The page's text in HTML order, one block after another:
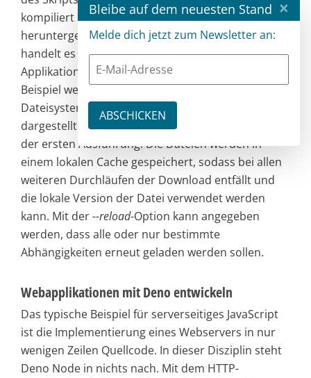
kompiliert und eine Reihe von Dateien
heruntergeladen wurde. Bei diesen Dateien
handelt es sich um die Abhängigkeiten, die die
Applikation zur Ausführung benötigt. Im aktuellen
Beispiel werden diese durch das
Dateisystemmodul und seine Abhängigkeiten
dargestellt. Der Download erfolgt allerdings nur bei
der ersten Ausführung. Die Dateien werden in
einem lokalen Cache gespeichert, sodass bei allen
weiteren Durchläufen der Download entfällt und
die lokale Version der Datei verwendet werden
kann. Mit der--reload-Option kann angegeben
werden, dass alle oder nur bestimmte
Abhängigkeiten erneut geladen werden sollen.
Webapplikationen mit Deno entwickeln
Das typische Beispiel für serverseitiges JavaScript
ist die Implementierung eines Webservers in nur
wenigen Zeilen Quellcode. In dieser Disziplin steht
Deno Node in nichts nach. Mit dem HTTP-
Bleibe auf dem neuesten Stand ×
Melde dich jetzt zum Newsletter an: